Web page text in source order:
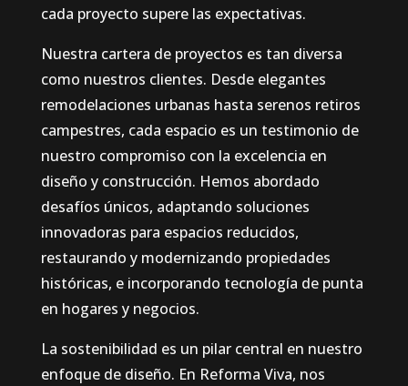
cada proyecto supere las expectativas.
Nuestra cartera de proyectos es tan diversa
como nuestros clientes. Desde elegantes
remodelaciones urbanas hasta serenos retiros
campestres, cada espacio es un testimonio de
nuestro compromiso con la excelencia en
diseño y construcción. Hemos abordado
desafíos únicos, adaptando soluciones
innovadoras para espacios reducidos,
restaurando y modernizando propiedades
históricas, e incorporando tecnología de punta
en hogares y negocios.
La sostenibilidad es un pilar central en nuestro
enfoque de diseño. En Reforma Viva, nos